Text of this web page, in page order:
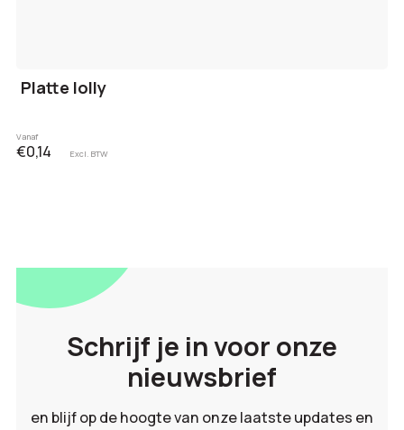
Platte lolly
Vanaf
€0,14 Excl. BTW
Schrijf je in voor onze
nieuwsbrief
en blijf op de hoogte van onze laatste updates en